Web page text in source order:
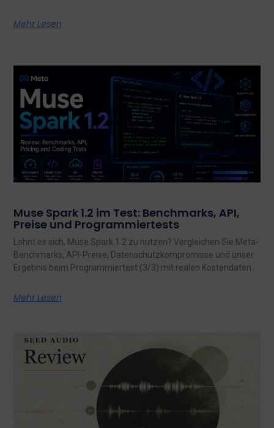
Mehr Lesen
Muse Spark 1.2 im Test: Benchmarks, API,
Preise und Programmiertests
Lohnt es sich, Muse Spark 1.2 zu nutzen? Vergleichen Sie Meta-
Benchmarks, API-Preise, Datenschutzkompromisse und unser
Ergebnis beim Programmiertest (3/3) mit realen Kostendaten.
Mehr Lesen